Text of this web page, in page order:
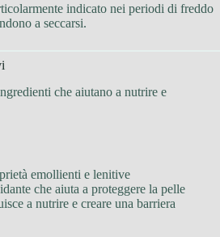
indicato nei periodi di freddo
a seccarsi.
che aiutano a nutrire e
emollienti e lenitive
che aiuta a proteggere la pelle
a nutrire e creare una barriera